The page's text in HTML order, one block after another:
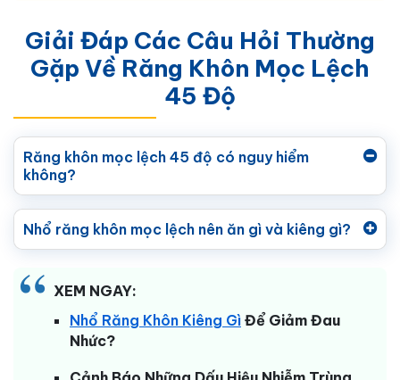
Giải Đáp Các Câu Hỏi Thường
Gặp Về Răng Khôn Mọc Lệch
45 Độ
Răng khôn mọc lệch 45 độ có nguy hiểm
không?
Nhổ răng khôn mọc lệch nên ăn gì và kiêng gì?
XEM NGAY:
Nhổ Răng Khôn Kiêng Gì Để Giảm Đau
Nhức?